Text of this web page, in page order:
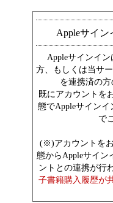
Appleサイ
Appleサインイ
方、もしくは当サ
を連携済の方
既にアカウントを
態でAppleサイン
で
(※)アカウントを
態からAppleサイン
ントとの連携が行
子書籍購入履歴が